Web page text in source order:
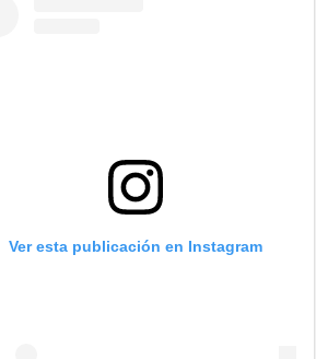
Ver esta publicación en Instagram